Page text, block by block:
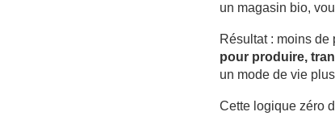
un magasin bio,
Résultat : moins de
pour produire,
un mode de vie
Cette logique zéro